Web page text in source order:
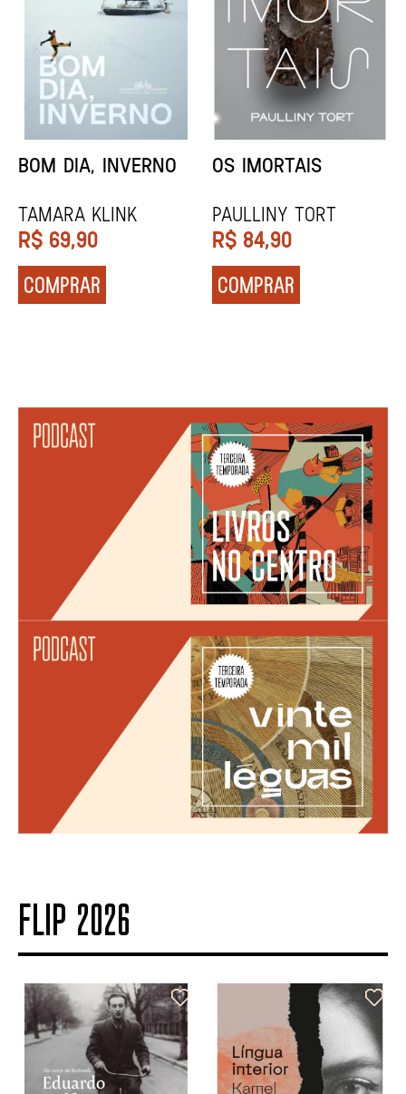
ORIXÁS
REGINALDO PRANDI
R$ 79,90
COMPRAR
ORAÇÃO PARA
Socorro Acioli
R$ 74,90
COMPRAR
FLIP 2026